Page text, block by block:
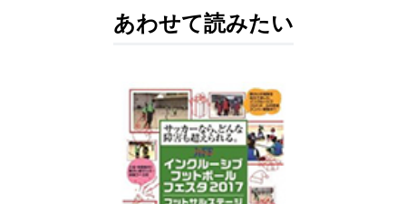
あわせて読みたい